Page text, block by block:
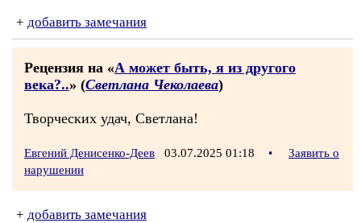
+ добавить замечания
Рецензия на «А может быть, я из другого
века?..» (Светлана Чеколаева)
Творческих удач, Светлана!
Евгений Денисенко-Деев 03.07.2025 01:18 •
Заявить о
нарушении
+ добавить замечания